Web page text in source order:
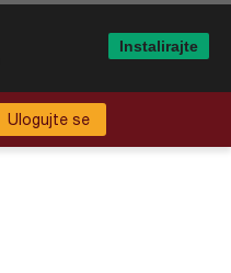
Ulogujte se
Instalirajte